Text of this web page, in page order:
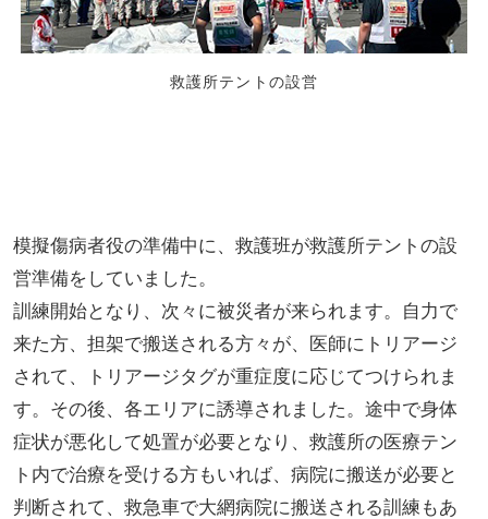
救護所テントの設営
模擬傷病者役の準備中に、救護班が救護所テントの設
営準備をしていました。
訓練開始となり、次々に被災者が来られます。自力で
来た方、担架で搬送される方々が、医師にトリアージ
されて、トリアージタグが重症度に応じてつけられま
す。その後、各エリアに誘導されました。途中で身体
症状が悪化して処置が必要となり、救護所の医療テン
ト内で治療を受ける方もいれば、病院に搬送が必要と
判断されて、救急車で大網病院に搬送される訓練もあ